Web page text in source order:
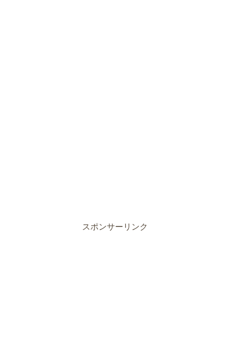
スポンサーリンク